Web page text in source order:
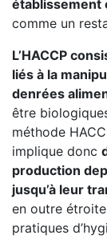
établissement
comme un
L’HACCP
liés à la
denrées
être
méthode
implique donc
production
jusqu’à leur
en outre
pratiques